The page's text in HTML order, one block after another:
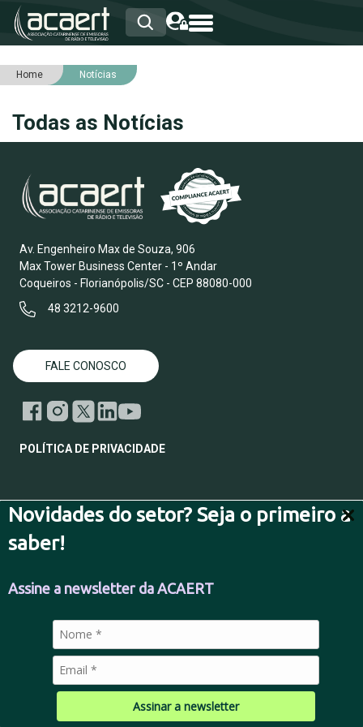
Novidades do setor? Seja o primeiro a
saber!
Assine a newsletter da ACAERT
Assinar a newsletter
HOME
ASSOCIADOS
NOTÍCIAS
SERVIÇOS
INTEGRIDADE
Home Notícias
Todas as Notícias
Av. Engenheiro Max de Souza, 906
Max Tower Business Center - 1º Andar
Coqueiros - Florianópolis/SC - CEP 88080-000
48 3212-9600
FALE CONOSCO
POLÍTICA DE PRIVACIDADE
© 2026 Todos os direitos reservados.